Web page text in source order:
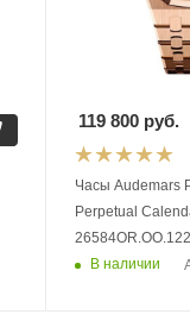
Часы Audemars Piguet
Perpetual
В наличии
119 800 руб.